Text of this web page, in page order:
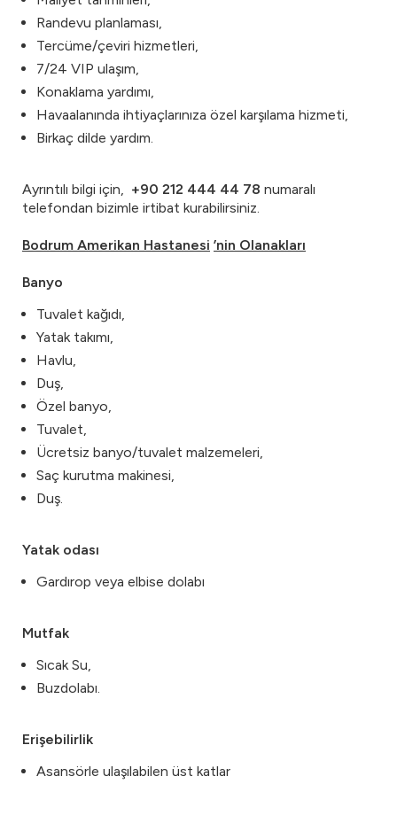
Randevu planlaması,
Tercüme/çeviri hizmetleri,
7/24 VIP ulaşım,
Konaklama yardımı,
Havaalanında ihtiyaçlarınıza özel karşılama hizmeti,
Birkaç dilde yardım.
Ayrıntılı bilgi için, +90 212 444 44 78 numaralı
telefondan bizimle irtibat kurabilirsiniz.
Bodrum Amerikan Hastanesi ’nin Olanakları
Banyo
Tuvalet kağıdı,
Yatak takımı,
Havlu,
Duş,
Özel banyo,
Tuvalet,
Ücretsiz banyo/tuvalet malzemeleri,
Saç kurutma makinesi,
Duş.
Yatak odası
Gardırop veya elbise dolabı
Mutfak
Sıcak Su,
Buzdolabı.
Erişebilirlik
Asansörle ulaşılabilen üst katlar